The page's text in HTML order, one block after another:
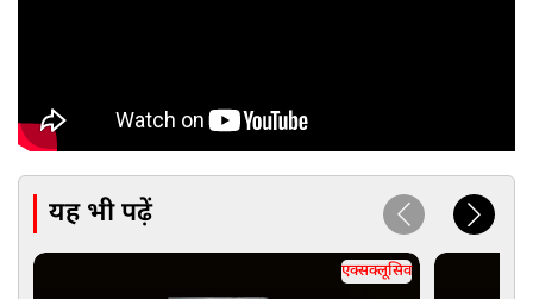
यह भी पढ़ें
एक्सक्लूसिव